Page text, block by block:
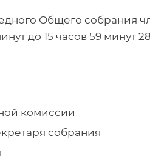
Общего собрания
до 15 часов 59 минут
комиссии
собрания